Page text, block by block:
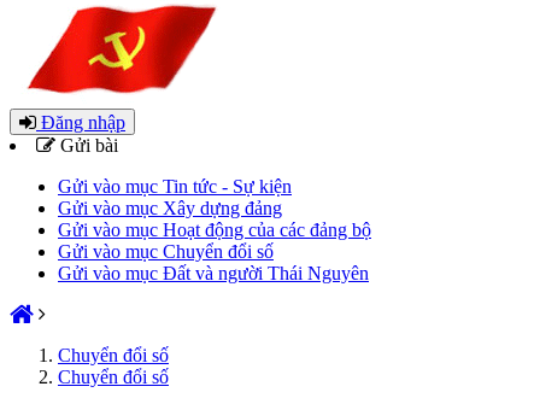
Đăng nhập
Gửi bài
Gửi vào mục Tin tức - Sự kiện
Gửi vào mục Xây dựng đảng
Gửi vào mục Hoạt động của các đảng bộ
Gửi vào mục Chuyển đổi số
Gửi vào mục Đất và người Thái Nguyên
Chuyển đổi số
Chuyển đổi số